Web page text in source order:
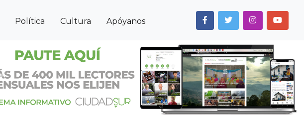
Política Cultura Apóyanos
Previous Next